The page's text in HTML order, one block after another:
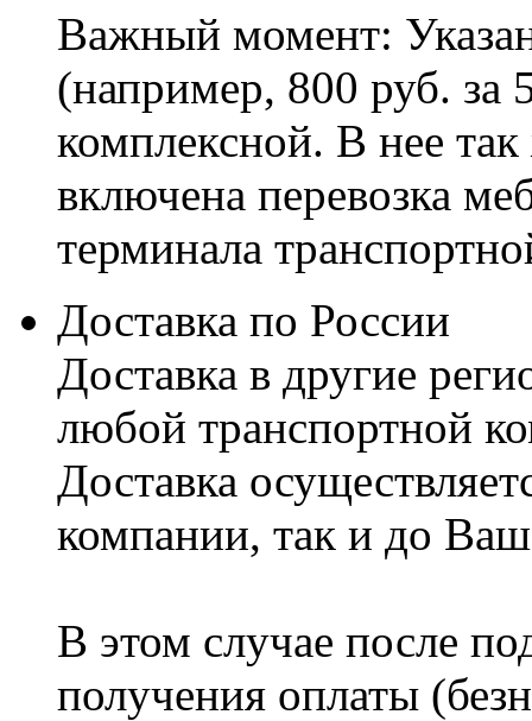
Важный момент:
(например, 800 руб. за
комплексной. В нее
включена перевозка
терминала
Доставка по России
Доставка в другие
любой транспортной
Доставка
компании, так и до
В этом случае после
получения оплаты